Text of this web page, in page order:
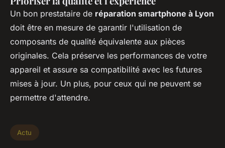
Un bon prestataire de réparation smartphone à Lyon
doit être en mesure de garantir l'utilisation de
composants de qualité équivalente aux pièces
originales. Cela préserve les performances de votre
appareil et assure sa compatibilité avec les futures
mises à jour. Un plus, pour ceux qui ne peuvent se
permettre d'attendre.
Actu